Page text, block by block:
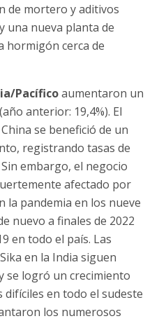
de mortero y aditivos
una nueva planta de
hormigón cerca de
Pacíficoaumentaron un
anterior: 19,4%). El
se benefició de un
registrando tasas de
embargo, el negocio
afectado por
la pandemia en los nueve
nuevo a finales de 2022
en todo el país. Las
en la India siguen
se logró un crecimiento
difíciles en todo el sudeste
los numerosos